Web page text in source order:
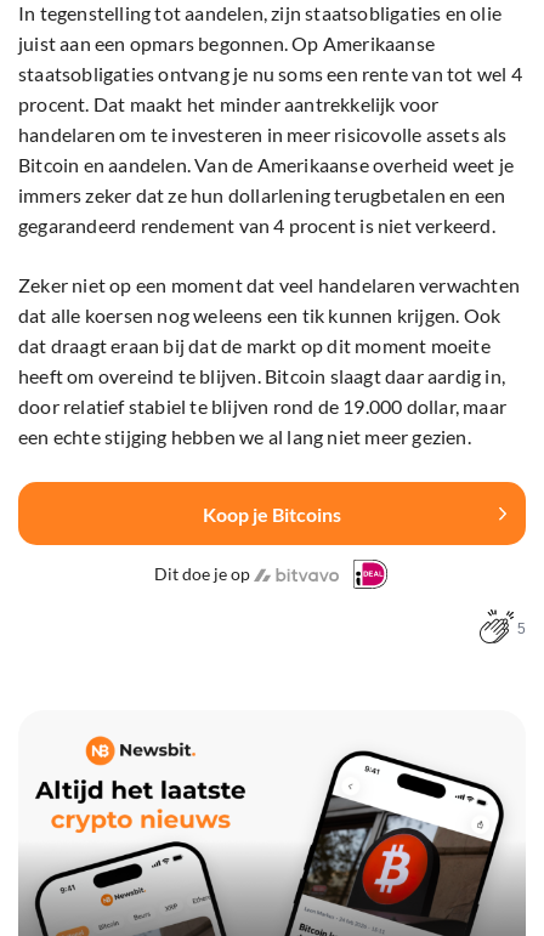
In tegenstelling tot aandelen, zijn staatsobligaties en olie
juist aan een opmars begonnen. Op Amerikaanse
staatsobligaties ontvang je nu soms een rente van tot wel 4
procent. Dat maakt het minder aantrekkelijk voor
handelaren om te investeren in meer risicovolle assets als
Bitcoin en aandelen. Van de Amerikaanse overheid weet je
immers zeker dat ze hun dollarlening terugbetalen en een
gegarandeerd rendement van 4 procent is niet verkeerd.
Zeker niet op een moment dat veel handelaren verwachten
dat alle koersen nog weleens een tik kunnen krijgen. Ook
dat draagt eraan bij dat de markt op dit moment moeite
heeft om overeind te blijven. Bitcoin slaagt daar aardig in,
door relatief stabiel te blijven rond de 19.000 dollar, maar
een echte stijging hebben we al lang niet meer gezien.
Koop je Bitcoins
Dit doe je op
5